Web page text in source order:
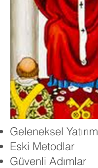
Geleneksel Yatırım
Eski Metodlar
Güvenli Adımlar